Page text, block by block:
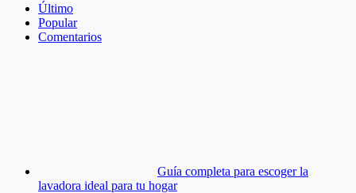
Último
Popular
Comentarios
Guía completa para escoger la
lavadora ideal para tu hogar